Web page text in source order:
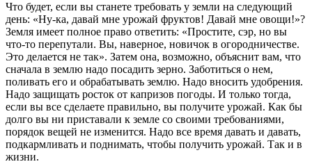
Что будет, если вы станете требовать у земли на следующий
день: «Ну-ка, давай мне урожай фруктов! Давай мне овощи!»?
Земля имеет полное право ответить: «Простите, сэр, но вы
что-то перепутали. Вы, наверное, новичок в огородничестве.
Это делается не так». Затем она, возможно, объяснит вам, что
сначала в землю надо посадить зерно. Заботиться о нем,
поливать его и обрабатывать землю. Надо вносить удобрения.
Надо защищать росток от капризов погоды. И только тогда,
если вы все сделаете правильно, вы получите урожай. Как бы
долго вы ни приставали к земле со своими требованиями,
порядок вещей не изменится. Надо все время давать и давать,
подкармливать и поднимать, чтобы получить урожай. Так и в
жизни.